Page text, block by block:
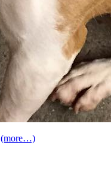
(more…)